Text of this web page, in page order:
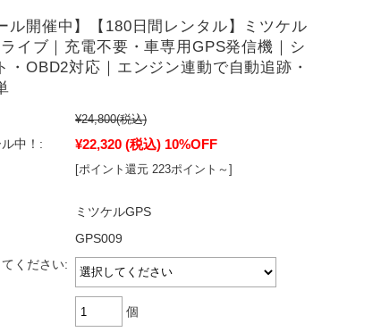
ル開催中】【180日間レンタル】ミツケル
イブ｜充電不要・車専用GPS発信機｜シ
・OBD2対応｜エンジン連動で自動追跡・
¥24,800(税込)
中！:
¥22,320 (税込) 10%OFF
[ポイント還元 223ポイント～]
ミツケルGPS
GPS009
ください:
個